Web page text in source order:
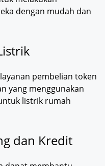
dengan mudah dan
pembelian token
yang menggunakan
listrik rumah
dan Kredit